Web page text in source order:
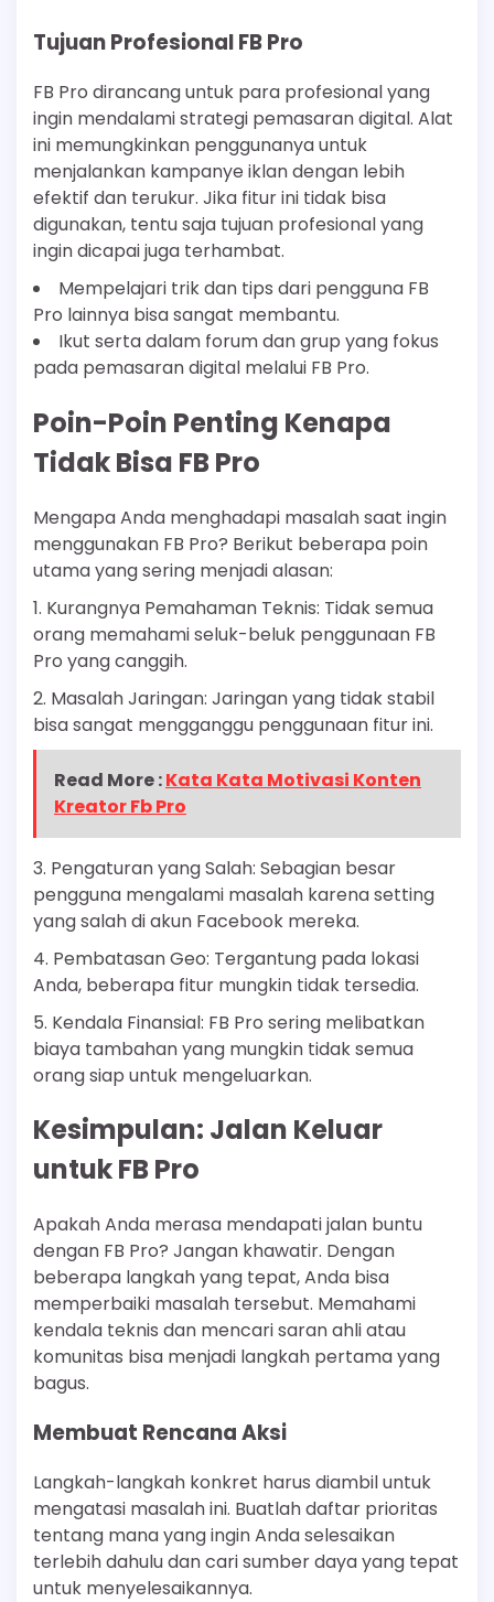
Tujuan Profesional FB Pro
FB Pro dirancang untuk para profesional yang
ingin mendalami strategi pemasaran digital. Alat
ini memungkinkan penggunanya untuk
menjalankan kampanye iklan dengan lebih
efektif dan terukur. Jika fitur ini tidak bisa
digunakan, tentu saja tujuan profesional yang
ingin dicapai juga terhambat.
Mempelajari trik dan tips dari pengguna FB
Pro lainnya bisa sangat membantu.
Ikut serta dalam forum dan grup yang fokus
pada pemasaran digital melalui FB Pro.
Poin-Poin Penting Kenapa
Tidak Bisa FB Pro
Mengapa Anda menghadapi masalah saat ingin
menggunakan FB Pro? Berikut beberapa poin
utama yang sering menjadi alasan:
1. Kurangnya Pemahaman Teknis: Tidak semua
orang memahami seluk-beluk penggunaan FB
Pro yang canggih.
2. Masalah Jaringan: Jaringan yang tidak stabil
bisa sangat mengganggu penggunaan fitur ini.
Read More :Kata Kata Motivasi Konten
Kreator Fb Pro
3. Pengaturan yang Salah: Sebagian besar
pengguna mengalami masalah karena setting
yang salah di akun Facebook mereka.
4. Pembatasan Geo: Tergantung pada lokasi
Anda, beberapa fitur mungkin tidak tersedia.
5. Kendala Finansial: FB Pro sering melibatkan
biaya tambahan yang mungkin tidak semua
orang siap untuk mengeluarkan.
Kesimpulan: Jalan Keluar
untuk FB Pro
Apakah Anda merasa mendapati jalan buntu
dengan FB Pro? Jangan khawatir. Dengan
beberapa langkah yang tepat, Anda bisa
memperbaiki masalah tersebut. Memahami
kendala teknis dan mencari saran ahli atau
komunitas bisa menjadi langkah pertama yang
bagus.
Membuat Rencana Aksi
Langkah-langkah konkret harus diambil untuk
mengatasi masalah ini. Buatlah daftar prioritas
tentang mana yang ingin Anda selesaikan
terlebih dahulu dan cari sumber daya yang tepat
untuk menyelesaikannya.